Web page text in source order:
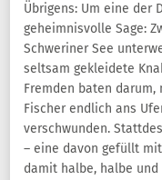
Übrigens: Um eine der
geheimnisvolle Sage:
Schweriner See
seltsam gekleidete
Fremden baten darum,
Fischer endlich ans
verschwunden.
– eine davon gefüllt
damit halbe, halbe